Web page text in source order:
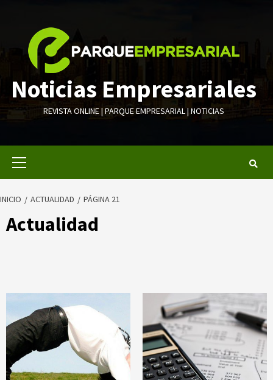
contenido
Noticias Empresariales
REVISTA ONLINE | PARQUE EMPRESARIAL | NOTICIAS
INICIO ACTUALIDAD PÁGINA 21
Actualidad